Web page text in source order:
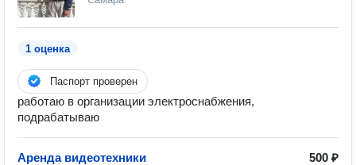
1 оценка
Паспорт проверен
работаю в организации электроснабжения,
подрабатываю
Аренда видеотехники 500 ₽